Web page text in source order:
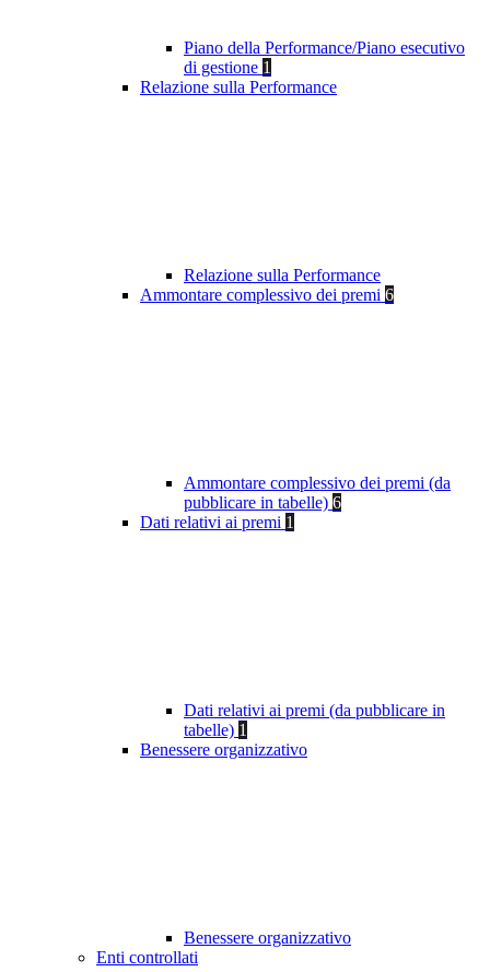
Piano della Performance/Piano esecutivo
di gestione 1
Relazione sulla Performance
Relazione sulla Performance
Ammontare complessivo dei premi 6
Ammontare complessivo dei premi (da
pubblicare in tabelle) 6
Dati relativi ai premi 1
Dati relativi ai premi (da pubblicare in
tabelle) 1
Benessere organizzativo
Benessere organizzativo
Enti controllati